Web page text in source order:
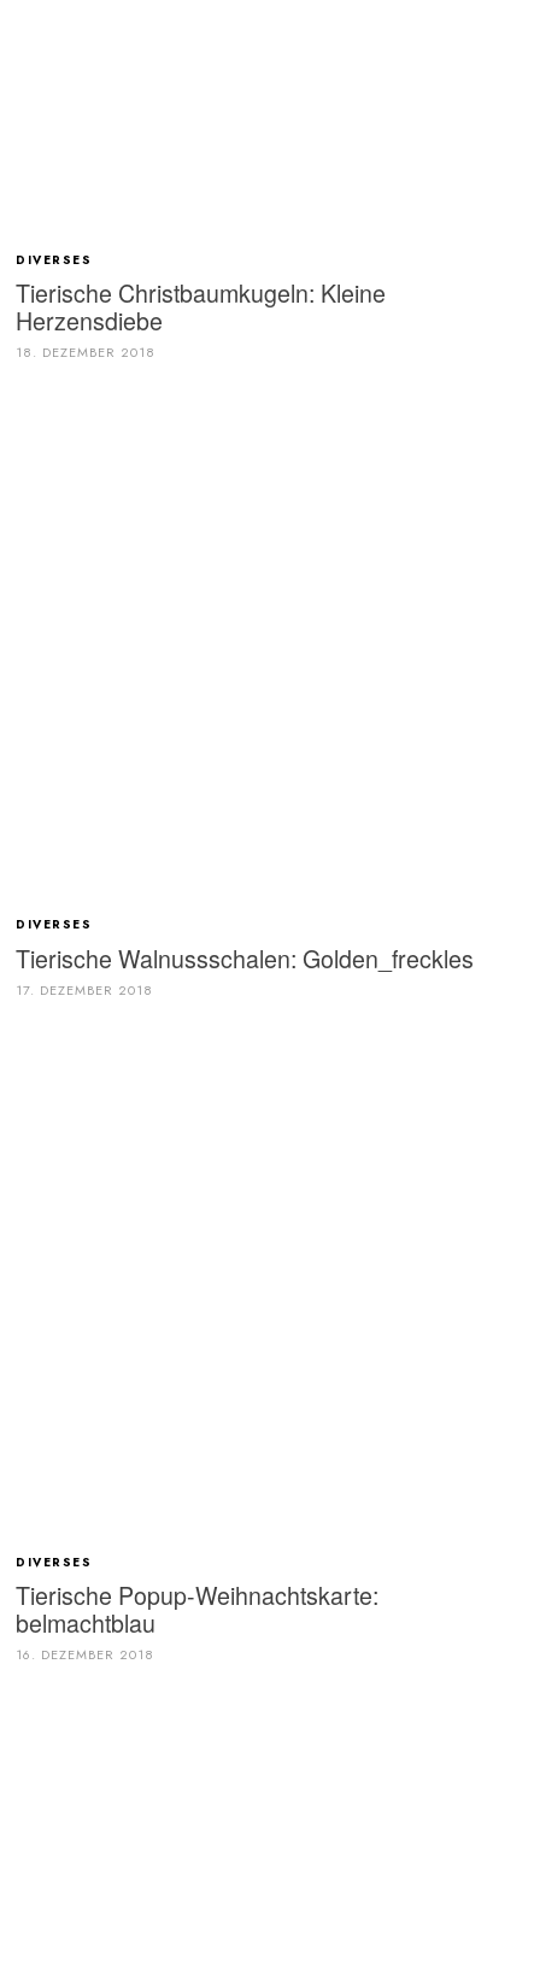
DIVERSES
Tierische Christbaumkugeln: Kleine
Herzensdiebe
18. DEZEMBER 2018
DIVERSES
Tierische Walnussschalen: Golden_freckles
17. DEZEMBER 2018
DIVERSES
Tierische Popup-Weihnachtskarte:
belmachtblau
16. DEZEMBER 2018